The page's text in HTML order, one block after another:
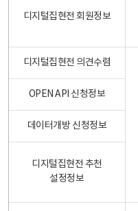
디지털집현전 회원정보
디지털집현전 의견수렴
OPEN API 신청정보
데이터개방 신청정보
디지털집현전 추천
설정정보